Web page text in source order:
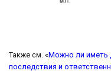
Также см. «Можно ли иметь
последствия и